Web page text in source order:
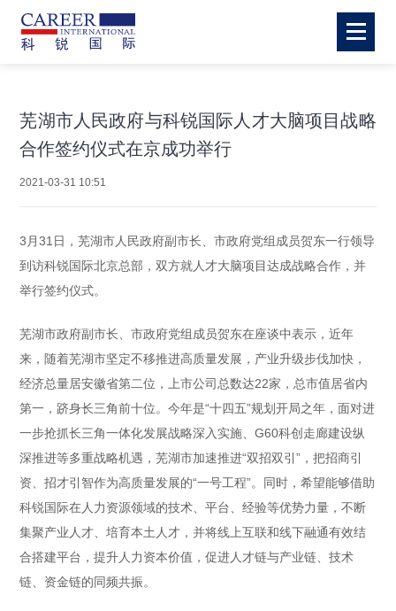
芜湖市人民政府与科锐国际人才大脑项目战略
合作签约仪式在京成功举行
2021-03-31 10:51
3月31 日，芜湖市人民政府副市长、市政府党组成员贺东一行领导
到访科锐国际北京总部，双方就人才大脑项目达成战略合作，并
举行签约仪式。
芜湖市政府副市长、市政府党组成员贺东在座谈中表示，近年
来，随着芜湖市坚定不移推进高质量发展，产业升级步伐加快，
经济总量居安徽省第二位，上市公司总数达22家，总市值居省内
第一，跻身长三角前十位。今年是“十四五”规划开局之年，面对进
一步抢抓长三角一体化发展战略深入实施、G60科创走廊建设纵
深推进等多重战略机遇，芜湖市加速推进“双招双引”，把招商引
资、招才引智作为高质量发展的“一号工程”。同时，希望能够借助
科锐国际在人力资源领域的技术、平台、经验等优势力量，不断
集聚产业人才、培育本土人才，并将线上互联和线下融通有效结
合搭建平台，提升人力资本价值，促进人才链与产业链、技术
链、资金链的同频共振。